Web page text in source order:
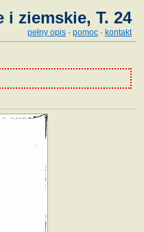
i ziemskie, T. 24
pełny opis · pomoc · kontakt